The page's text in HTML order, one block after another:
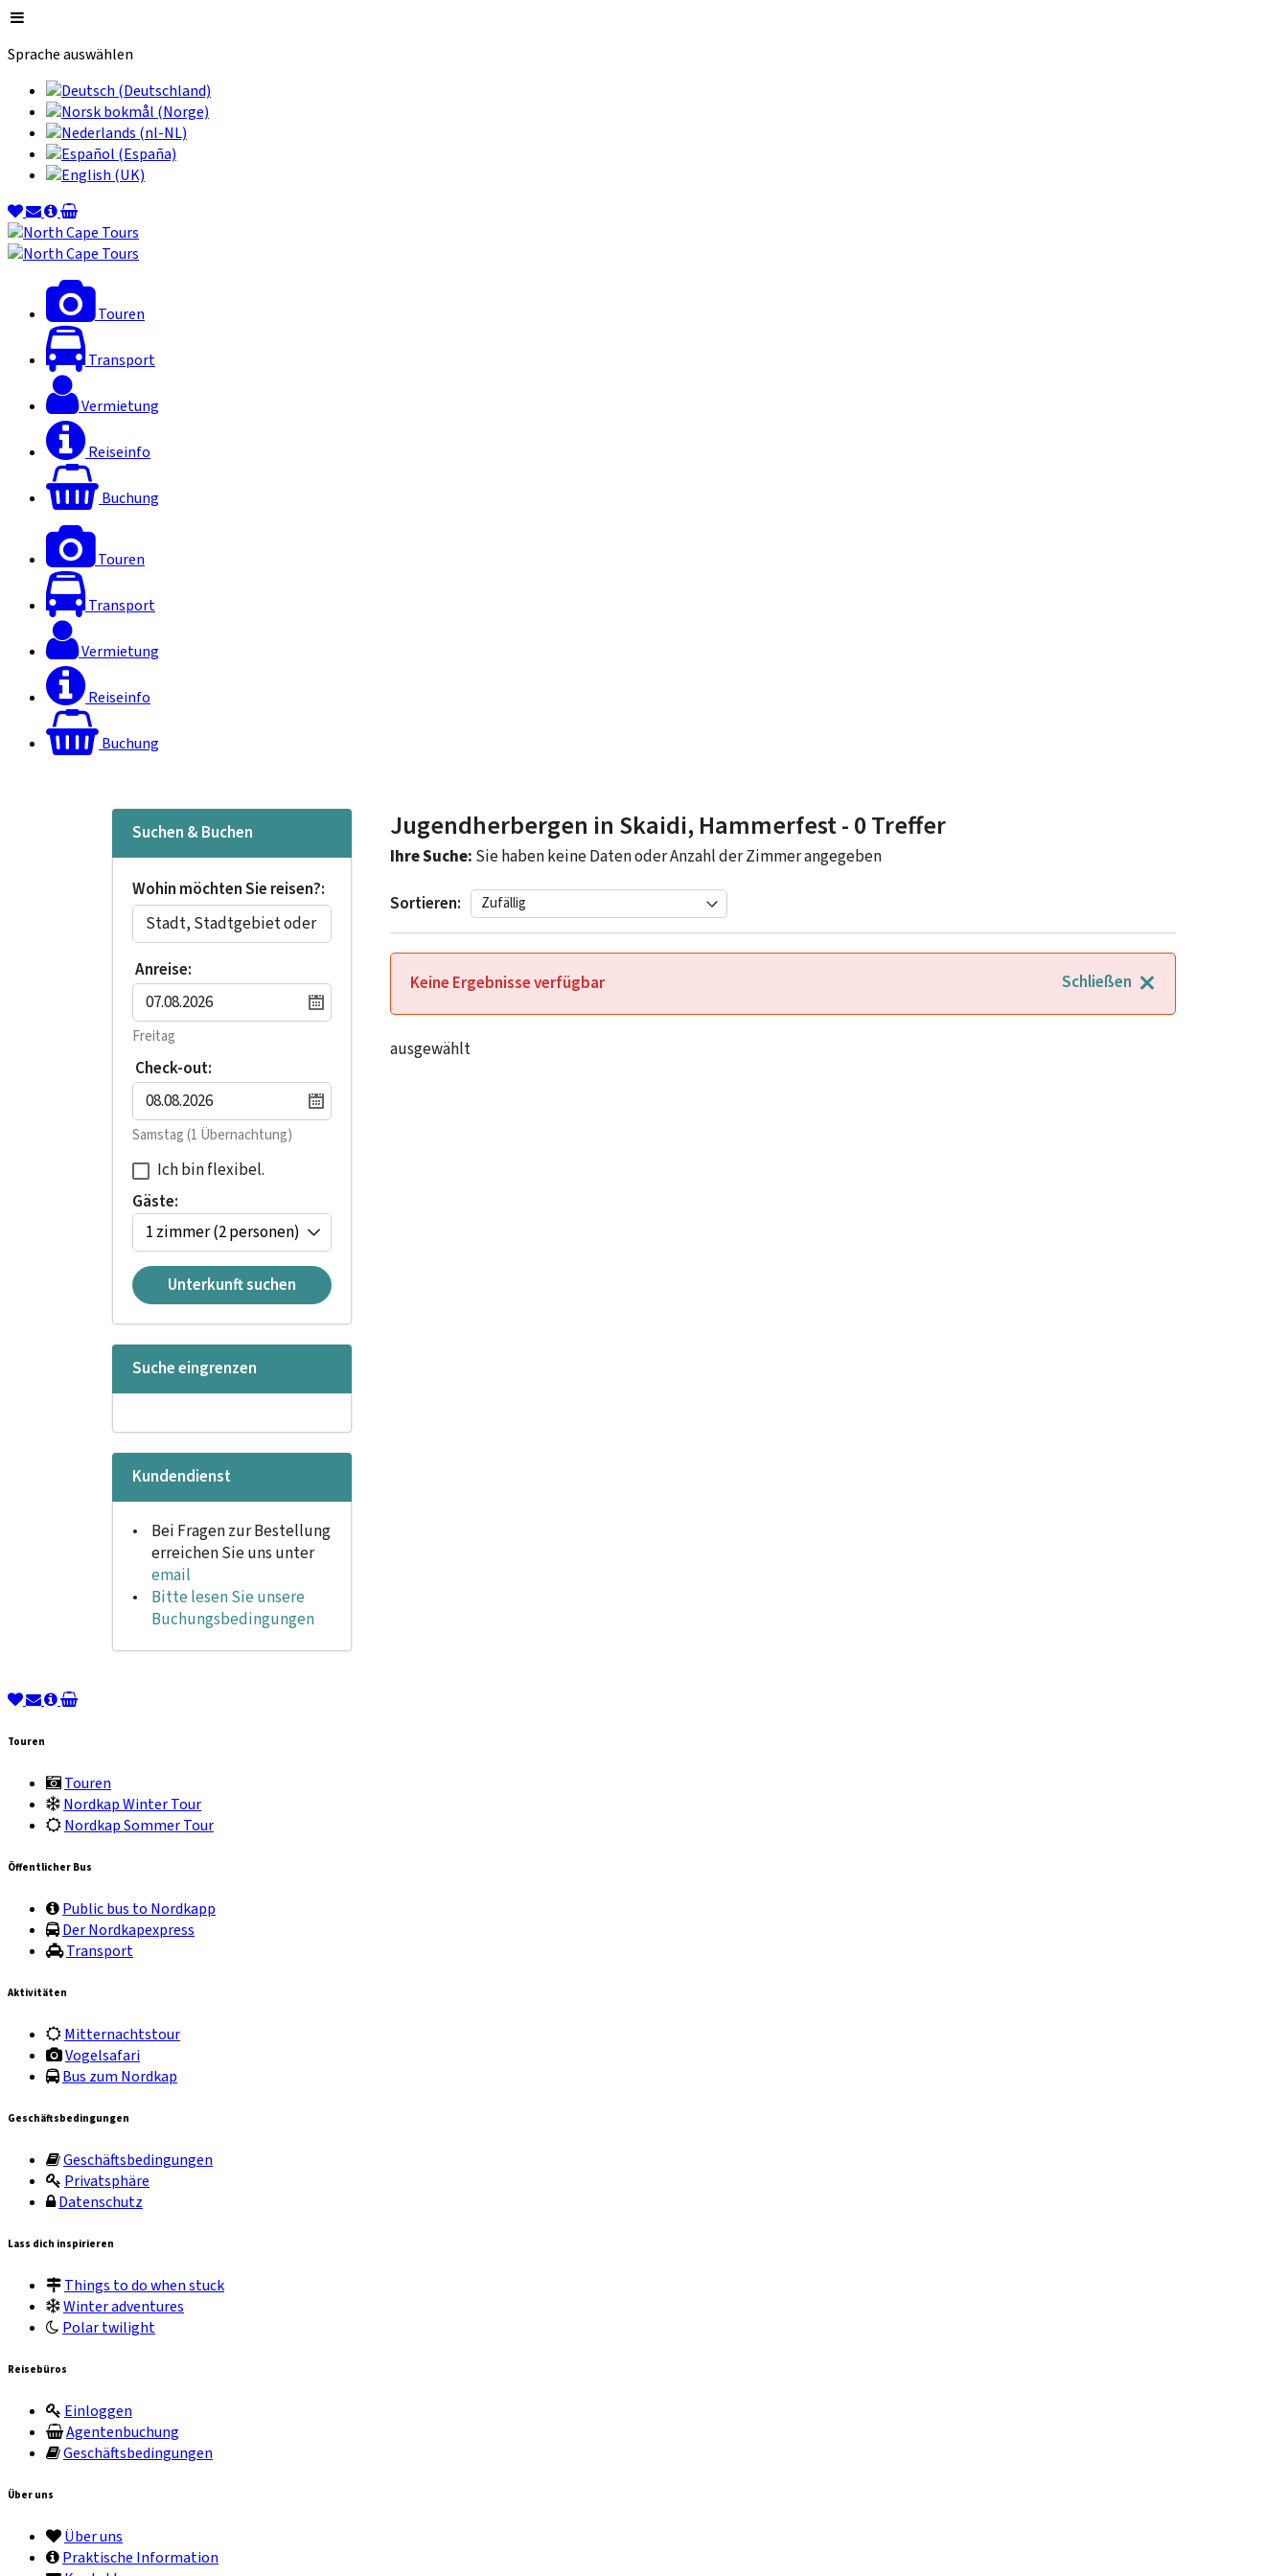
Sprache auswählen
Touren
Transport
Vermietung
Reiseinfo
Buchung
Touren
Transport
Vermietung
Reiseinfo
Buchung
Jugendherbergen in Skaidi, Hammerfest- 0 Treffer
Ihre Suche: Sie haben keine Daten oder Anzahl der Zimmer angegeben
Sortieren:
Schließen
Keine Ergebnisse verfügbar
ausgewählt
Suchen & Buchen
Wohin möchten Sie reisen?:
Anreise:
Freitag
Check-out:
Samstag(1 Übernachtung)
Ich bin flexibel.
Gäste:
1 zimmer(2 personen)
Unterkunft suchen
Suche eingrenzen
Kundendienst
Bei Fragen zur Bestellung
erreichen Sie uns unter
email
Bitte lesen Sie unsere
Buchungsbedingungen
Touren
Touren
Nordkap Winter Tour
Nordkap Sommer Tour
Öffentlicher Bus
Public bus to Nordkapp
Der Nordkapexpress
Transport
Aktivitäten
Mitternachtstour
Vogelsafari
Bus zum Nordkap
Geschäftsbedingungen
Geschäftsbedingungen
Privatsphäre
Datenschutz
Lass dich inspirieren
Things to do when stuck
Winter adventures
Polar twilight
Reisebüros
Einloggen
Agentenbuchung
Geschäftsbedingungen
Über uns
Über uns
Praktische Information